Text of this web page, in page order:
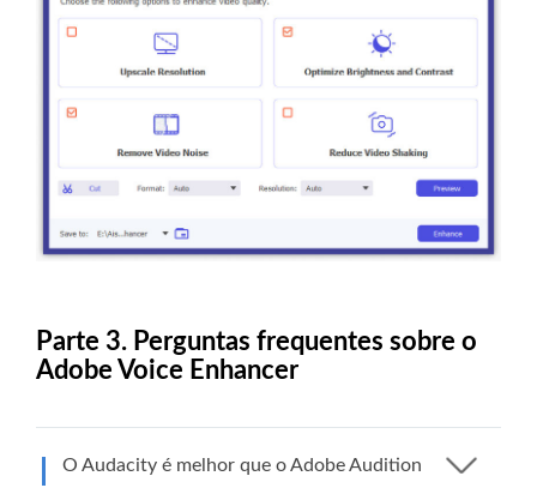
Parte 3. Perguntas frequentes sobre o
Adobe Voice Enhancer
O Audacity é melhor que o Adobe Audition